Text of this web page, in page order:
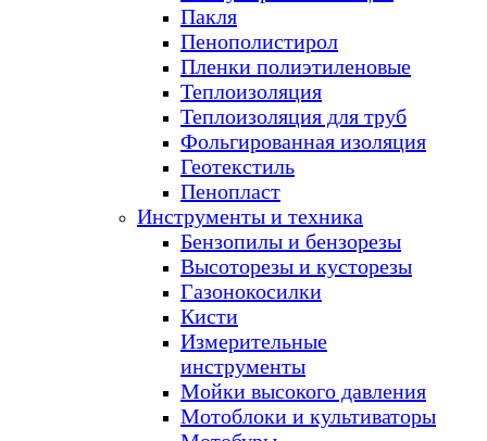
Пакля
Пенополистирол
Пленки полиэтиленовые
Теплоизоляция
Теплоизоляция для труб
Фольгированная изоляция
Геотекстиль
Пенопласт
Инструменты и техника
Бензопилы и бензорезы
Высоторезы и кусторезы
Газонокосилки
Кисти
Измерительные
инструменты
Мойки высокого давления
Мотоблоки и культиваторы